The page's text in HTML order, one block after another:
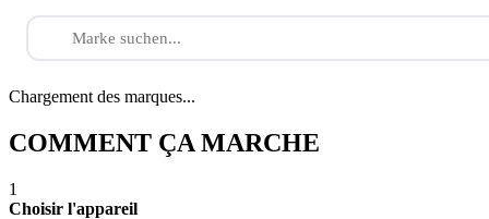
Chargement des marques...
COMMENT ÇA MARCHE
1
Choisir l'appareil